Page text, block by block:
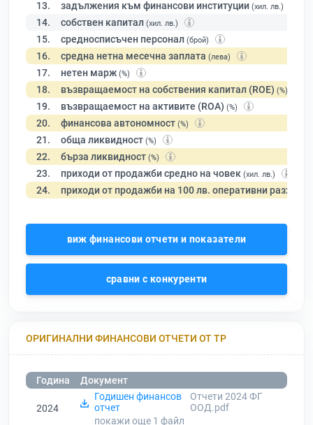
13. задължения към финансови институции (хил. лв.)
14. собствен капитал (хил. лв.)
15. средносписъчен персонал (брой)
16. средна нетна месечна заплата (лева)
17. нетен марж (%)
18. възвращаемост на собствения капитал (ROE) (%)
19. възвращаемост на активите (ROA) (%)
20. финансова автономност (%)
21. обща ликвидност (%)
22. бърза ликвидност (%)
23. приходи от продажби средно на човек (хил. лв.)
24. приходи от продажби на 100 лв. оперативни разходи
виж финансови отчети и показатели
сравни с конкуренти
ОРИГИНАЛНИ ФИНАНСОВИ ОТЧЕТИ ОТ ТР
Година Документ
2024
Годишен финансов
отчет
Отчети 2024 ФГ
ООД.pdf
покажи още 1 файл